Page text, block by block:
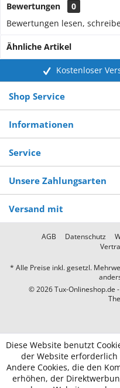
Bewertungen
0
Bewertungen lesen,
Ähnliche Artikel
Kostenloser
Shop Service
Informationen
Service
Unsere Zahlungsarten
Versand mit
AGB Datenschutz
* Alle Preise inkl. gesetzl.
© 2026 Tux-Onlineshop.de
Diese Website benutzt
der Website
Andere Cookies, die den
erhöhen, der